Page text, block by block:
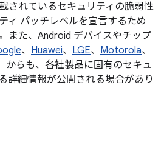
されているセキュリティの脆弱性
ィ パッチレベルを宣言するため
また、Android デバイスやチップ
、 Huawei、 LGE、 Motorola、
からも、各社製品に固有のセキュ
詳細情報が公開される場合があり